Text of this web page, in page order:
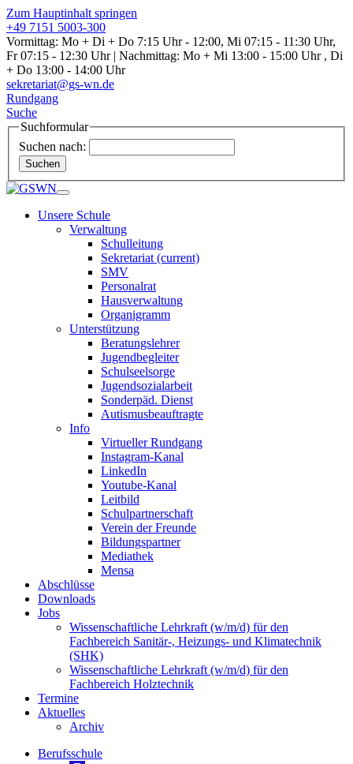
Zum Hauptinhalt springen
+49 7151 5003-300
Vormittag: Mo + Di + Do 7:15 Uhr - 12:00, Mi 07:15 - 11:30 Uhr,
Fr 07:15 - 12:30 Uhr | Nachmittag: Mo + Mi 13:00 - 15:00 Uhr , Di
+ Do 13:00 - 14:00 Uhr
sekretariat@gs-wn.de
Rundgang
Suche
Suchformular
Suchen nach:
Suchen
Unsere Schule
Verwaltung
Schulleitung
Sekretariat (current)
SMV
Personalrat
Hausverwaltung
Organigramm
Unterstützung
Beratungslehrer
Jugendbegleiter
Schulseelsorge
Jugendsozialarbeit
Sonderpäd. Dienst
Autismusbeauftragte
Info
Virtueller Rundgang
Instagram-Kanal
LinkedIn
Youtube-Kanal
Leitbild
Schulpartnerschaft
Verein der Freunde
Bildungspartner
Mediathek
Mensa
Abschlüsse
Downloads
Jobs
Wissenschaftliche Lehrkraft (w/m/d) für den
Fachbereich Sanitär-, Heizungs- und Klimatechnik
(SHK)
Wissenschaftliche Lehrkraft (w/m/d) für den
Fachbereich Holztechnik
Termine
Aktuelles
Archiv
Berufsschule